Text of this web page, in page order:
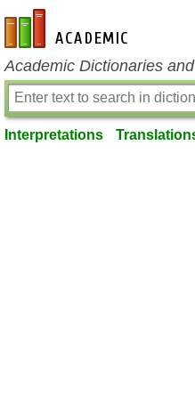
en-academic.com
Academic Dictionaries
Interpretations